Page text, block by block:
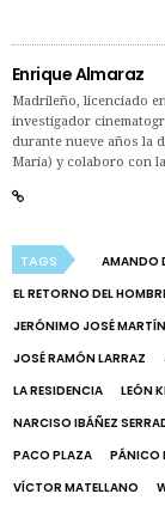
Enrique Almaraz
Madrileño, licenciado
investigador
durante nueve años la
María) y colaboro con
TAGS AMANDO
EL RETORNO DEL
JERÓNIMO JOSÉ MARTÍN
JOSÉ RAMÓN LARRAZ
LA RESIDENCIA
LEÓN
NARCISO IBÁÑEZ
PACO PLAZA
PÁNICO
VÍCTOR MATELLANO